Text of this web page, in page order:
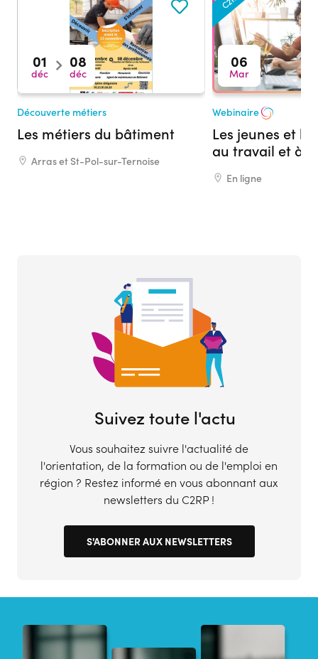
01
déc
08
déc
Découverte métiers
Les métiers du bâtiment
Arras et St-Pol-sur-Ternoise
06
Mar
Webinaire
Les jeunes et
au travail et à
En ligne
Suivez toute l'actu
Vous souhaitez suivre l'actualité de
l'orientation, de la formation ou de l'emploi en
région ? Restez informé en vous abonnant aux
newsletters du C2RP !
S'ABONNER AUX NEWSLETTERS